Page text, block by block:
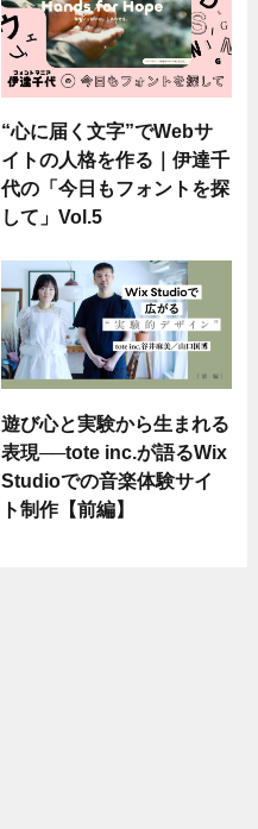
“心に届く文字”でWebサ
イトの人格を作る｜伊達千
代の「今日もフォントを探
して」Vol.5
遊び心と実験から生まれる
表現──tote inc.が語るWix
Studioでの音楽体験サイ
ト制作【前編】